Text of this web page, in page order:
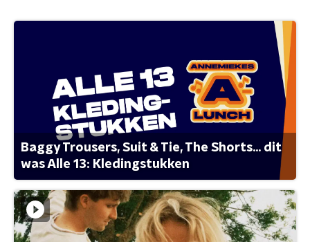
Baggy Trousers, Suit & Tie, The Shorts... dit
was Alle 13: Kledingstukken